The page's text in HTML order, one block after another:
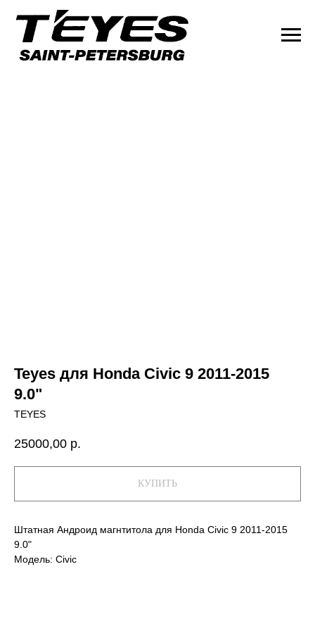
Teyes для Honda Civic 9 2011-2015
9.0"
TEYES
25000,00 р.
КУПИТЬ
Штатная Андроид магнтитола для Honda Civic 9 2011-2015
9.0"
Модель: Civic